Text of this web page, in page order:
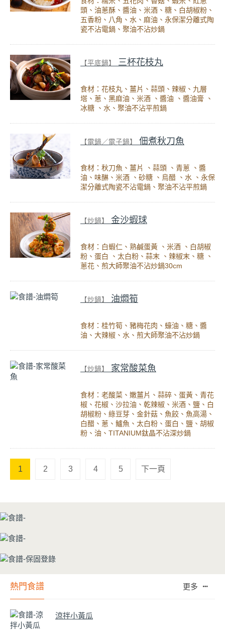
頭、油蔥酥、醬油、米酒、糖、白胡椒粉、
五香粉、八角、水、麻油、永保潔分離式陶
瓷不沾電鍋、聚油不沾炒鍋
【平底鍋】 三杯花枝丸
食材：花枝丸、薑片、蒜頭、辣椒、九層
塔、蔥、黑麻油、米酒 、醬油 、醬油膏 、
冰糖 、水、聚油不沾平煎鍋
【電鍋／電子鍋】 佃煮秋刀魚
食材：秋刀魚、薑片 、蒜頭 、青蔥 、醬
油、味醂、米酒 、砂糖 、烏醋 、水 、永保
潔分離式陶瓷不沾電鍋、聚油不沾平煎鍋
【炒鍋】 金沙蝦球
食材：白蝦仁、熟鹹蛋黃 、米酒 、白胡椒
粉、蛋白 、太白粉、蒜末 、辣椒末、糖 、
蔥花、煎大師聚油不沾炒鍋30cm
【炒鍋】 油燜筍
食材：桂竹筍、豬梅花肉、蠔油、糖、醬
油、大辣椒、水、煎大師聚油不沾炒鍋
【炒鍋】 家常酸菜魚
食材：老酸菜、嫩薑片、蒜碎、蛋黃、青花
椒、花椒、沙拉油、乾辣椒、米酒、鹽、白
胡椒粉、綠豆芽、金針菇、魚餃、魚高湯、
白醋、蔥、鱸魚、太白粉、蛋白、鹽、胡椒
粉、油、TITANIUM鈦晶不沾深炒鍋
1 2 3 4 5 下一頁
熱門食譜 更多
涼拌小黃瓜